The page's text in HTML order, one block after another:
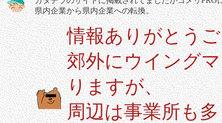
県内企業から県内企業への転換。
情報ありがとう
郊外にウイング
りますが、
周辺は事業所も